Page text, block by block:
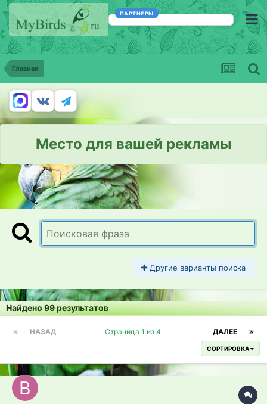
ПАРТНЕРЫ
Главная
Место для вашей рекламы
Другие варианты поиска
Найдено 99 результатов
НАЗАД ДАЛЕЕ
Страница 1 из 4
СОРТИРОВКА